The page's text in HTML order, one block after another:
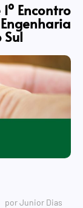
Encontro
porJunior Dias